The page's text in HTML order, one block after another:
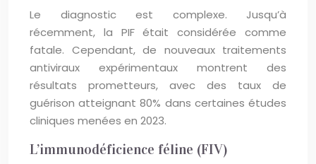
Le diagnostic est complexe. Jusqu’à
récemment, la PIF était considérée comme
fatale. Cependant, de nouveaux traitements
antiviraux expérimentaux montrent des
résultats prometteurs, avec des taux de
guérison atteignant 80% dans certaines études
cliniques menées en 2023.
L’immunodéficience féline (FIV)